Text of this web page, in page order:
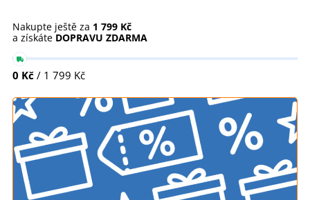
Nakupte ještě za 1 799 Kč
a získáte DOPRAVU ZDARMA
0 Kč / 1 799 Kč